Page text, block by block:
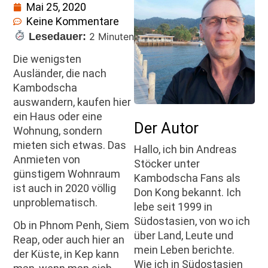
Mai 25, 2020
Keine Kommentare
Lesedauer: 2 Minuten
Die wenigsten
Ausländer, die nach
Kambodscha
auswandern, kaufen hier
ein Haus oder eine
Wohnung, sondern
mieten sich etwas. Das
Anmieten von
günstigem Wohnraum
ist auch in 2020 völlig
unproblematisch.
Ob in Phnom Penh, Siem
Reap, oder auch hier an
der Küste, in Kep kann
Der Autor
Hallo, ich bin Andreas
Stöcker unter
Kambodscha Fans als
Don Kong bekannt. Ich
lebe seit 1999 in
Südostasien, von wo ich
über Land, Leute und
mein Leben berichte.
Wie ich in Südostasien